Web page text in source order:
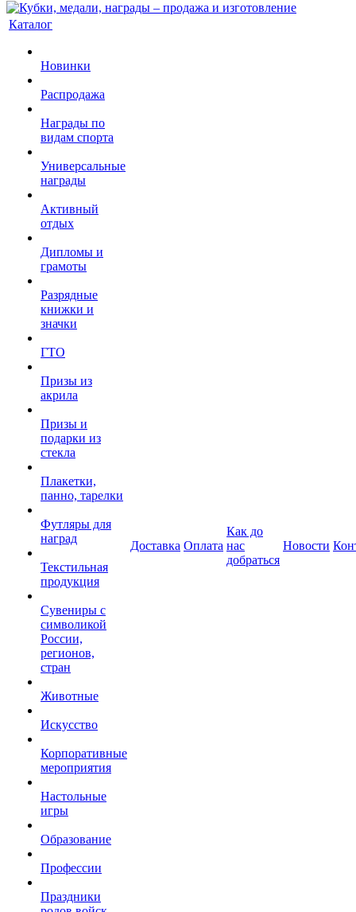
Каталог
Новинки
Распродажа
Награды по
видам спорта
Универсальные
награды
Активный
отдых
Дипломы и
грамоты
Разрядные
книжки и
значки
ГТО
Призы из
акрила
Призы и
подарки из
стекла
Плакетки,
панно, тарелки
Футляры для
наград
Текстильная
продукция
Сувениры с
символикой
России,
регионов,
стран
Животные
Искусство
Корпоративные
мероприятия
Настольные
игры
Образование
Профессии
Праздники
Доставка Оплата
Как до
нас
добраться
Новости